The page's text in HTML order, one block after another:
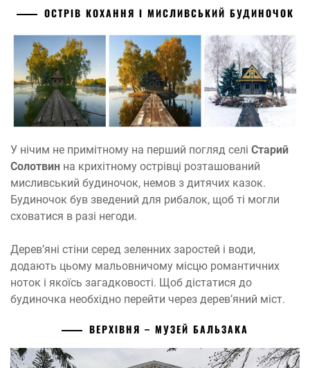
ОСТРІВ КОХАННЯ І МИСЛИВСЬКИЙ БУДИНОЧОК
У нічим не примітному на перший погляд селі Старий
Солотвин на крихітному острівці розташований
мисливський будиночок, немов з дитячих казок.
Будиночок був зведений для рибалок, щоб ті могли
сховатися в разі негоди.
Дерев’яні стіни серед зеленних заростей і води,
додають цьому мальовничому місцю романтичних
ноток і якоїсь загадковості. Щоб дістатися до
будиночка необхідно перейти через дерев’яний міст.
ВЕРХІВНЯ – МУЗЕЙ БАЛЬЗАКА